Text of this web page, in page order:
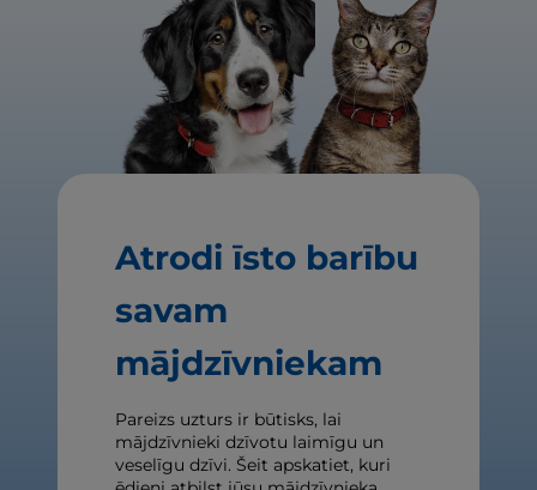
Atrodi īsto barību
savam
mājdzīvniekam
Pareizs uzturs ir būtisks, lai
mājdzīvnieki dzīvotu laimīgu un
veselīgu dzīvi. Šeit apskatiet, kuri